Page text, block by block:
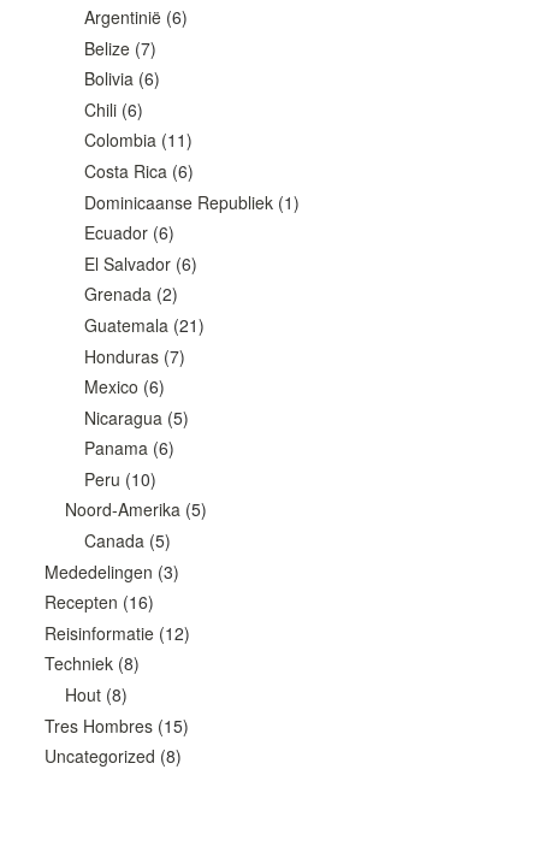
Argentinië (6)
Belize (7)
Bolivia (6)
Chili (6)
Colombia (11)
Costa Rica (6)
Dominicaanse Republiek (1)
Ecuador (6)
El Salvador (6)
Grenada (2)
Guatemala (21)
Honduras (7)
Mexico (6)
Nicaragua (5)
Panama (6)
Peru (10)
Noord-Amerika(5)
Canada (5)
Mededelingen (3)
Recepten (16)
Reisinformatie(12)
Techniek(8)
Hout(8)
Tres Hombres(15)
Uncategorized (8)